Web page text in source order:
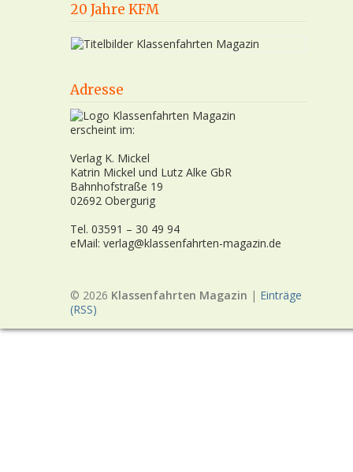
20 Jahre KFM
Adresse
erscheint im:
Verlag K. Mickel
Katrin Mickel und Lutz Alke GbR
Bahnhofstraße 19
02692 Obergurig
Tel. 03591 – 30 49 94
eMail: verlag@klassenfahrten-magazin.de
© 2026 Klassenfahrten Magazin | Einträge
(RSS)